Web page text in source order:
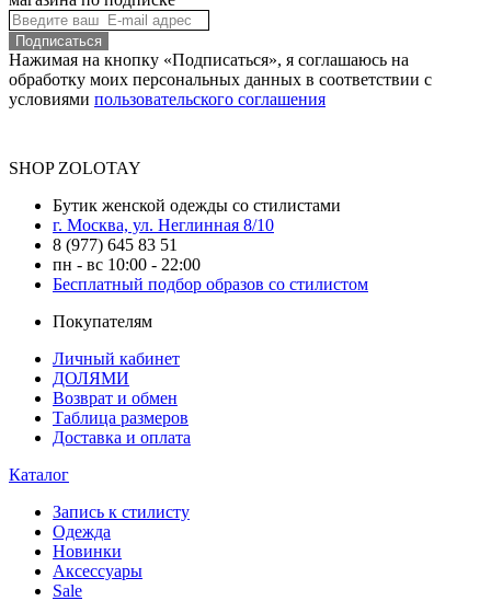
Подписаться
Нажимая на кнопку «Подписаться», я соглашаюсь на
обработку моих персональных данных в соответствии с
условиями пользовательского соглашения
SHOP ZOLOTAY
Бутик женской одежды со стилистами
г. Москва, ул. Неглинная 8/10
8 (977) 645 83 51
пн - вс 10:00 - 22:00
Бесплатный подбор образов со стилистом
Покупателям
Личный кабинет
ДОЛЯМИ
Возврат и обмен
Таблица размеров
Доставка и оплата
Каталог
Запись к стилисту
Одежда
Новинки
Аксессуары
Sale